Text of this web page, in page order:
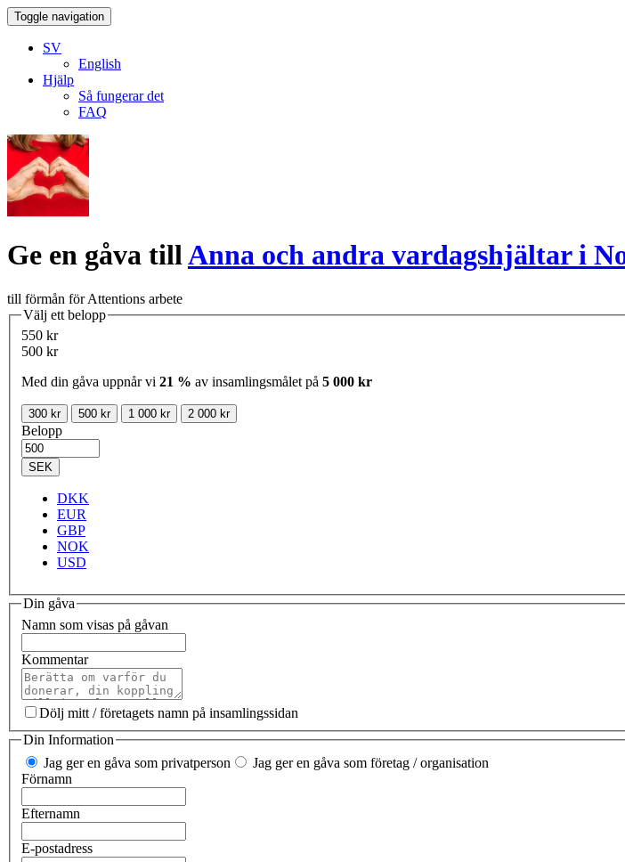
Toggle navigation
SV
English
Hjälp
Så fungerar det
FAQ
Ge en gåva tillAnna och andra vardagshjältar i
till förmån för Attentions arbete
Välj ett belopp
550 kr
500 kr
Med din gåva uppnår vi 21 % av insamlingsmålet på 5 000 kr
300 kr 500 kr 1 000 kr 2 000 kr
Belopp
SEK
DKK
EUR
GBP
NOK
USD
Din gåva
Namn som visas på gåvan
Kommentar
Dölj mitt / företagets namn på insamlingssidan
Din Information
Jag ger en gåva som privatperson
Jag ger en gåva som företag / organisation
Förnamn
Efternamn
E-postadress